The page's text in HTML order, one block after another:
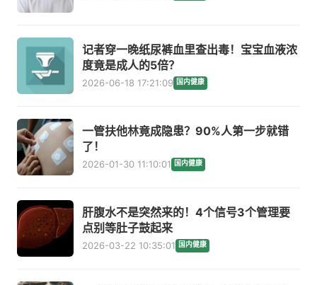
记者穿一晚纸尿裤血里查出毒！宝宝血液浓
度竟是成人的5倍？
2026-06-18 17:21:09 国内健康
一管扶他林竟成隐患？90%人第一步就错
了！
2026-01-30 11:10:01 国内健康
肝腹水不是突然来的！4个信号3个管理要
点别等肚子鼓起来
2026-03-22 10:35:01 国内健康